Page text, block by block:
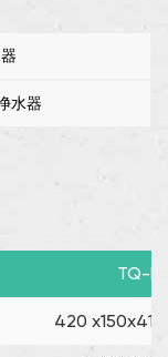
水器
TQ-
420